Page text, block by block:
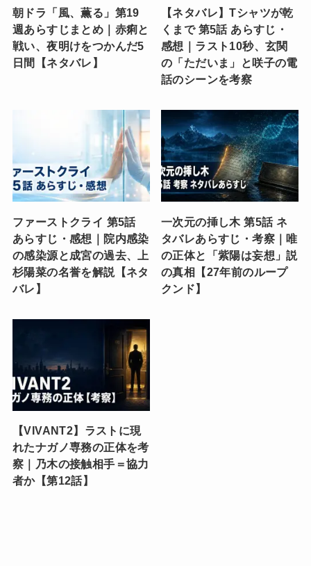
朝ドラ「風、薫る」第19
週あらすじまとめ｜赤痢と
戦い、夜明けをつかんだ5
日間【ネタバレ】
【ネタバレ】Tシャツが乾
くまで 第5話 あらすじ・
感想｜ラスト10秒、玄関
の「ただいま」と咲子の電
話のシーンを考察
ファーストクライ 第5話
あらすじ・感想｜院内感染
の感染源と成宮の過去、上
杉陽菜の名誉を解説【ネタ
バレ】
一次元の挿し木 第5話 ネ
タバレあらすじ・考察｜唯
の正体と「紫陽は妄想」説
の真相【27年前のループ
クンド】
【VIVANT2】ラストに現
れたナガノ専務の正体を考
察｜乃木の接触相手＝協力
者か【第12話】